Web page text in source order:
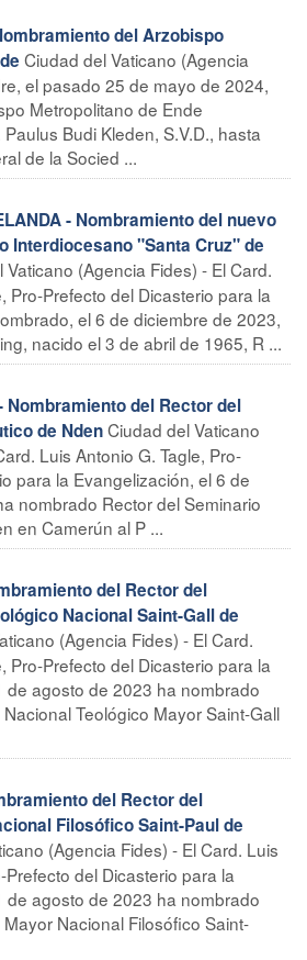
del Arzobispo
Ciudad del Vaticano (Agencia
el pasado 25 de mayo de 2024,
Metropolitano de Ende
Budi Kleden, S.V.D., hasta
de la Socied ...
- Nombramiento del nuevo
Interdiocesano "Santa Cruz" de
Vaticano (Agencia Fides) - El Card.
Pro-Prefecto del Dicasterio para la
el 6 de diciembre de 2023,
nacido el 3 de abril de 1965, R ...
Nombramiento del Rector del
de NdenCiudad del Vaticano
Luis Antonio G. Tagle, Pro-
para la Evangelización, el 6 de
nombrado Rector del Seminario
en Camerún al P ...
del Rector del
Nacional Saint-Gall de
(Agencia Fides) - El Card.
Pro-Prefecto del Dicasterio para la
de agosto de 2023 ha nombrado
Teológico Mayor Saint-Gall
del Rector del
Filosófico Saint-Paul de
(Agencia Fides) - El Card. Luis
Prefecto del Dicasterio para la
de agosto de 2023 ha nombrado
Nacional Filosófico Saint-